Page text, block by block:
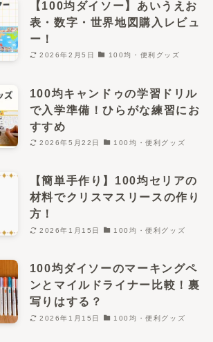
【100均ダイソー】あいうえお
表・数字・世界地図購入レビュ
ー！
2026年2月5日 100均・便利グッズ
100均キャンドゥの学習ドリル
で入学準備！ひらがな練習にお
すすめ
2026年5月22日 100均・便利グッズ
【簡単手作り】100均セリアの
材料でクリスマスリースの作り
方！
2026年1月15日 100均・便利グッズ
100均ダイソーのマーキングペ
ンとマイルドライナー比較！裏
写りはする？
2026年1月15日 100均・便利グッズ